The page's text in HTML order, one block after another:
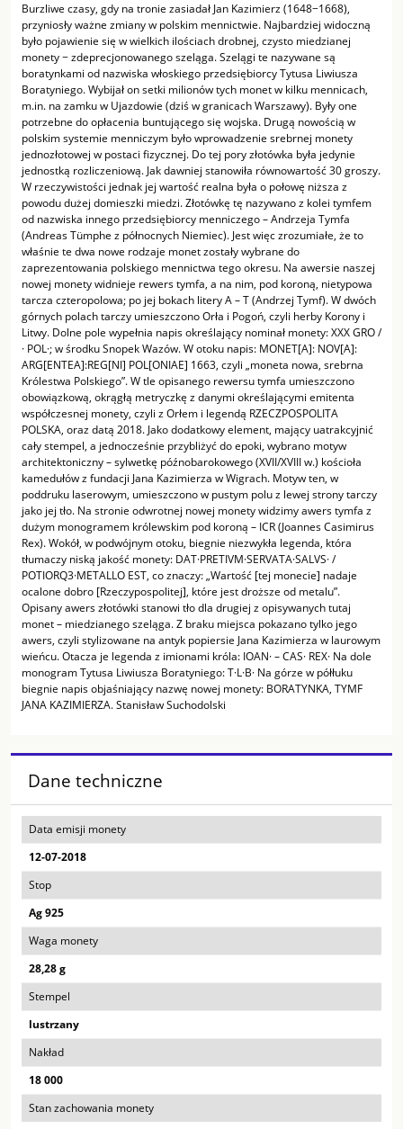
Burzliwe czasy, gdy na tronie zasiadał Jan Kazimierz (1648−1668),
przyniosły ważne zmiany w polskim mennictwie. Najbardziej widoczną
było pojawienie się w wielkich ilościach drobnej, czysto miedzianej
monety − zdeprecjonowanego szeląga. Szelągi te nazywane są
boratynkami od nazwiska włoskiego przedsiębiorcy Tytusa Liwiusza
Boratyniego. Wybijał on setki milionów tych monet w kilku mennicach,
m.in. na zamku w Ujazdowie (dziś w granicach Warszawy). Były one
potrzebne do opłacenia buntującego się wojska. Drugą nowością w
polskim systemie menniczym było wprowadzenie srebrnej monety
jednozłotowej w postaci fizycznej. Do tej pory złotówka była jedynie
jednostką rozliczeniową. Jak dawniej stanowiła równowartość 30 groszy.
W rzeczywistości jednak jej wartość realna była o połowę niższa z
powodu dużej domieszki miedzi. Złotówkę tę nazywano z kolei tymfem
od nazwiska innego przedsiębiorcy menniczego – Andrzeja Tymfa
(Andreas Tümphe z północnych Niemiec). Jest więc zrozumiałe, że to
właśnie te dwa nowe rodzaje monet zostały wybrane do
zaprezentowania polskiego mennictwa tego okresu. Na awersie naszej
nowej monety widnieje rewers tymfa, a na nim, pod koroną, nietypowa
tarcza czteropolowa; po jej bokach litery A – T (Andrzej Tymf). W dwóch
górnych polach tarczy umieszczono Orła i Pogoń, czyli herby Korony i
Litwy. Dolne pole wypełnia napis określający nominał monety: XXX GRO /
· POL·; w środku Snopek Wazów. W otoku napis: MONET[A]: NOV[A]:
ARG[ENTEA]:REG[NI] POL[ONIAE] 1663, czyli „moneta nowa, srebrna
Królestwa Polskiego”. W tle opisanego rewersu tymfa umieszczono
obowiązkową, okrągłą metryczkę z danymi określającymi emitenta
współczesnej monety, czyli z Orłem i legendą RZECZPOSPOLITA
POLSKA, oraz datą 2018. Jako dodatkowy element, mający uatrakcyjnić
cały stempel, a jednocześnie przybliżyć do epoki, wybrano motyw
architektoniczny – sylwetkę późnobarokowego (XVII/XVIII w.) kościoła
kamedułów z fundacji Jana Kazimierza w Wigrach. Motyw ten, w
poddruku laserowym, umieszczono w pustym polu z lewej strony tarczy
jako jej tło. Na stronie odwrotnej nowej monety widzimy awers tymfa z
dużym monogramem królewskim pod koroną – ICR (Joannes Casimirus
Rex). Wokół, w podwójnym otoku, biegnie niezwykła legenda, która
tłumaczy niską jakość monety: DAT·PRETIVM·SERVATA·SALVS· /
POTIORQ3·METALLO EST, co znaczy: „Wartość [tej monecie] nadaje
ocalone dobro [Rzeczypospolitej], które jest droższe od metalu”.
Opisany awers złotówki stanowi tło dla drugiej z opisywanych tutaj
monet – miedzianego szeląga. Z braku miejsca pokazano tylko jego
awers, czyli stylizowane na antyk popiersie Jana Kazimierza w laurowym
wieńcu. Otacza je legenda z imionami króla: IOAN· – CAS· REX· Na dole
monogram Tytusa Liwiusza Boratyniego: T·L·B· Na górze w półłuku
biegnie napis objaśniający nazwę nowej monety: BORATYNKA, TYMF
JANA KAZIMIERZA. Stanisław Suchodolski
Dane techniczne
Data emisji monety
12-07-2018
Stop
Ag 925
Waga monety
28,28 g
Stempel
lustrzany
Nakład
18 000
Stan zachowania monety